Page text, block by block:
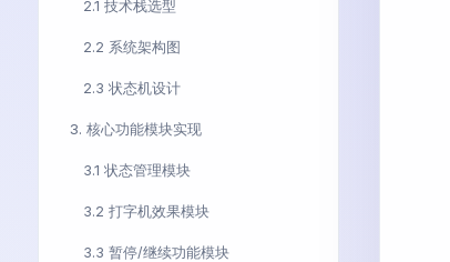
2.1 技术栈选型
2.2 系统架构图
2.3 状态机设计
3. 核心功能模块实现
3.1 状态管理模块
3.2 打字机效果模块
3.3 暂停/继续功能模块